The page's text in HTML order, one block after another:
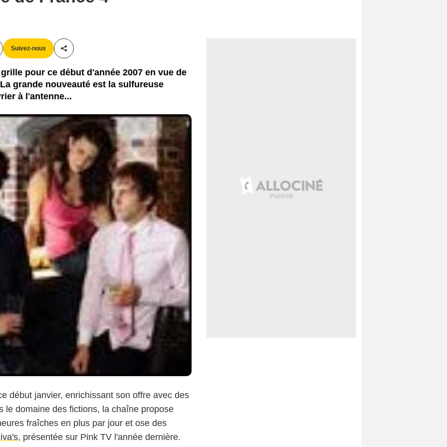
Suivez-nous
Partager cet article
pour ce début d'année 2007 en vue de
grande nouveauté est la sulfureuse
à l'antenne...
début janvier, enrichissant son offre avec des
le domaine des fictions, la chaîne propose
fraîches en plus par jour et ose des
, présentée sur Pink TV l'année dernière.